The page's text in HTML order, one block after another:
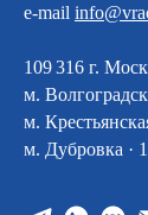
e-mail
109 316 г.
м.
м.
м. Дубровка ·